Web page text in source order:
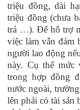
triệu đồng, dài
triệu đồng (chưa
trả …). Để hỗ trợ
việc làm vẫn đảm
người lao động
này. Cụ thể
trong hợp đồng
nước ngoài,
lên phải có tài sản